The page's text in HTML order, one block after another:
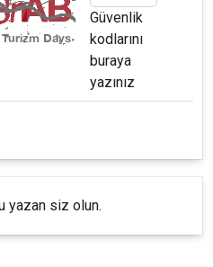
Güvenlik
kodlarını
buraya
yazınız
yazan siz olun.